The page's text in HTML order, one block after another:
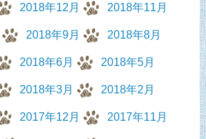
2018年12月 2018年11月
2018年9月 2018年8月
2018年6月 2018年5月
2018年3月 2018年2月
2017年12月 2017年11月